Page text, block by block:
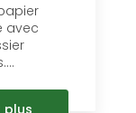
avec
plus